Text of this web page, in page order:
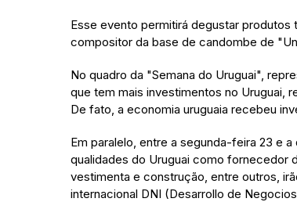
Esse evento permitirá degustar
compositor da base de candombe de
No quadro da "Semana do Uruguai",
que tem mais investimentos no Uruguai,
De fato, a economia uruguaia recebeu
Em paralelo, entre a segunda-feira 23 e
qualidades do Uruguai como fornecedor
vestimenta e construção, entre outros,
internacional DNI (Desarrollo de